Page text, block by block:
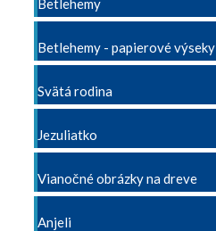
Betlehemy
Betlehemy - papierové výseky
Svätá rodina
Jezuliatko
Vianočné obrázky na dreve
Anjeli